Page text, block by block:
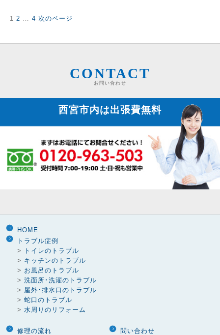
投固
1 固
2 … 固
4 次のページ
CONTACT
お問い合わせ
西宮市内は出張費無料
HOME
トラブル症例
>
トイレのトラブル
> キッチンのトラブル
> お風呂のトラブル
> 洗面所･洗濯のトラブル
> 屋外･排水口のトラブル
> 蛇口のトラブル
> 水周りのリフォーム
修理の流れ 問い合わせ